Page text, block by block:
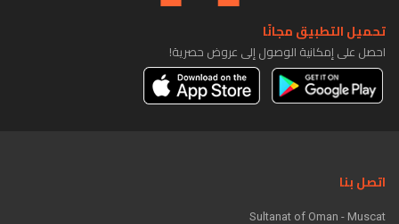
تحميل التطبيق مجانًا
احصل على إمكانية الوصول إلى عروض حصرية!
اتصل بنا
Sultanat of Oman - Muscat